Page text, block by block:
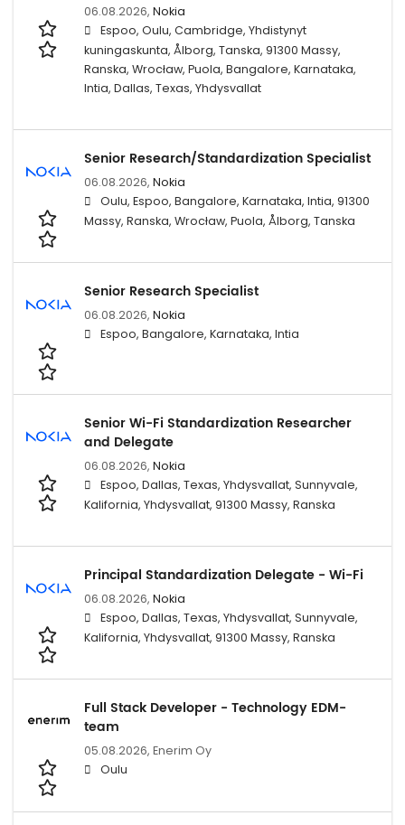
06.08.2026, Nokia
Espoo, Oulu, Cambridge, Yhdistynyt
kuningaskunta, Ålborg, Tanska, 91300 Massy,
Ranska, Wrocław, Puola, Bangalore, Karnataka,
Intia, Dallas, Texas, Yhdysvallat
Senior Research/Standardization Specialist
06.08.2026, Nokia
Oulu, Espoo, Bangalore, Karnataka, Intia, 91300
Massy, Ranska, Wrocław, Puola, Ålborg, Tanska
Senior Research Specialist
06.08.2026, Nokia
Espoo, Bangalore, Karnataka, Intia
Senior Wi-Fi Standardization Researcher
and Delegate
06.08.2026, Nokia
Espoo, Dallas, Texas, Yhdysvallat, Sunnyvale,
Kalifornia, Yhdysvallat, 91300 Massy, Ranska
Principal Standardization Delegate - Wi-Fi
06.08.2026, Nokia
Espoo, Dallas, Texas, Yhdysvallat, Sunnyvale,
Kalifornia, Yhdysvallat, 91300 Massy, Ranska
Full Stack Developer - Technology EDM-
team
05.08.2026, Enerim Oy
Oulu